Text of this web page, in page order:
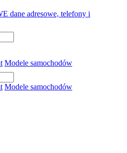
dane adresowe, telefony i
Modele samochodów
Modele samochodów